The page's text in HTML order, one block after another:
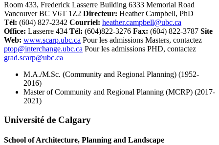
Room 433, Frederick Lasserre Building 6333 Memorial Road
Vancouver BC V6T 1Z2 Directeur: Heather Campbell, PhD
Tél: (604) 827-2342 Courriel: heather.campbell@ubc.ca
Office: Lasserre 434 Tél: (604)822-3276 Fax: (604) 822-3787 Site
Web: www.scarp.ubc.ca Pour les admissions Masters, contactez
ptop@interchange.ubc.ca Pour les admissions PHD, contactez
grad.scarp@ubc.ca
M.A./M.Sc. (Community and Regional Planning) (1952-
2016)
Master of Community and Regional Planning (MCRP) (2017-
2021)
Université de Calgary
School of Architecture, Planning and Landscape